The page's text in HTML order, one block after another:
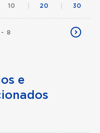
- 8
10 20 30
e